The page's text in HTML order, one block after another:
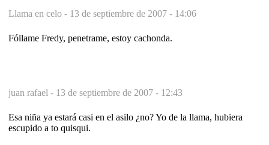
Llama en celo - 13 de septiembre de 2007 - 14:06
Fóllame Fredy, penetrame, estoy cachonda.
juan rafael - 13 de septiembre de 2007 - 12:43
Esa niña ya estará casi en el asilo ¿no? Yo de la llama, hubiera
escupido a to quisqui.